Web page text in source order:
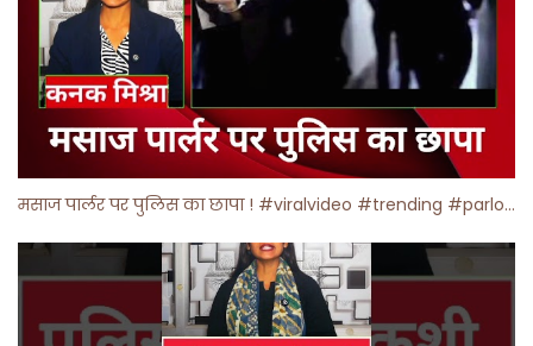
मसाज पार्लर पर पुलिस का छापा ! #viralvideo #trending #parlour